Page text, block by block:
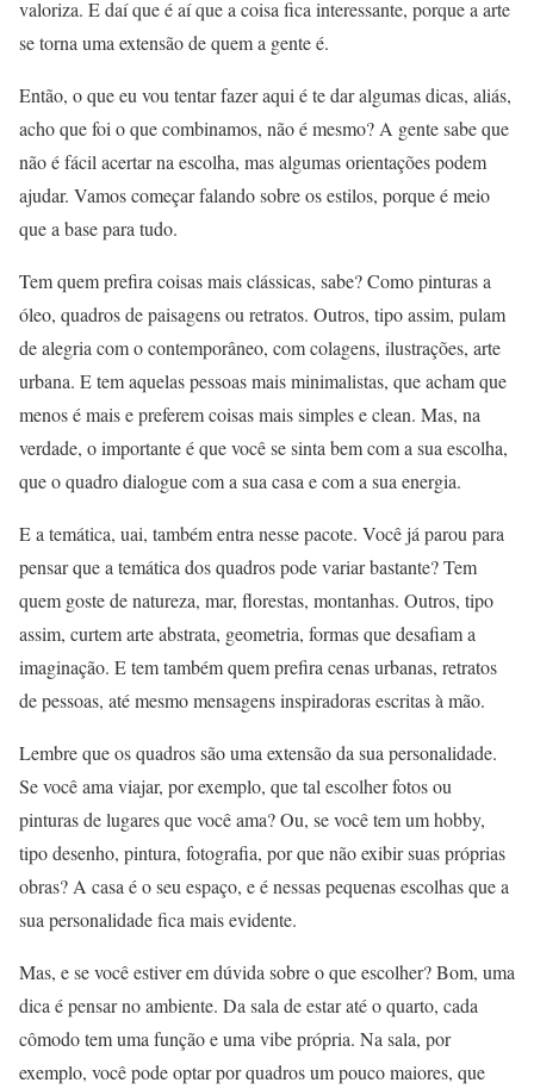
valoriza. E daí que é aí que a coisa fica interessante, porque a arte
se torna uma extensão de quem a gente é.
Então, o que eu vou tentar fazer aqui é te dar algumas dicas, aliás,
acho que foi o que combinamos, não é mesmo? A gente sabe que
não é fácil acertar na escolha, mas algumas orientações podem
ajudar. Vamos começar falando sobre os estilos, porque é meio
que a base para tudo.
Tem quem prefira coisas mais clássicas, sabe? Como pinturas a
óleo, quadros de paisagens ou retratos. Outros, tipo assim, pulam
de alegria com o contemporâneo, com colagens, ilustrações, arte
urbana. E tem aquelas pessoas mais minimalistas, que acham que
menos é mais e preferem coisas mais simples e clean. Mas, na
verdade, o importante é que você se sinta bem com a sua escolha,
que o quadro dialogue com a sua casa e com a sua energia.
E a temática, uai, também entra nesse pacote. Você já parou para
pensar que a temática dos quadros pode variar bastante? Tem
quem goste de natureza, mar, florestas, montanhas. Outros, tipo
assim, curtem arte abstrata, geometria, formas que desafiam a
imaginação. E tem também quem prefira cenas urbanas, retratos
de pessoas, até mesmo mensagens inspiradoras escritas à mão.
Lembre que os quadros são uma extensão da sua personalidade.
Se você ama viajar, por exemplo, que tal escolher fotos ou
pinturas de lugares que você ama? Ou, se você tem um hobby,
tipo desenho, pintura, fotografia, por que não exibir suas próprias
obras? A casa é o seu espaço, e é nessas pequenas escolhas que a
sua personalidade fica mais evidente.
Mas, e se você estiver em dúvida sobre o que escolher? Bom, uma
dica é pensar no ambiente. Da sala de estar até o quarto, cada
cômodo tem uma função e uma vibe própria. Na sala, por
exemplo, você pode optar por quadros um pouco maiores, que